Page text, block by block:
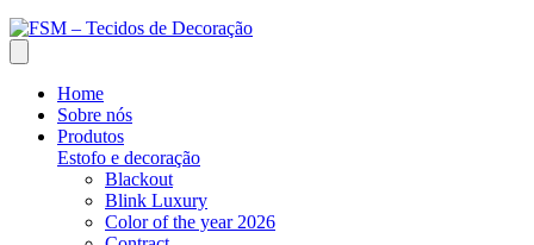
Home
Sobre nós
Produtos
Estofo e decoração
Blackout
Blink Luxury
Color of the year 2026